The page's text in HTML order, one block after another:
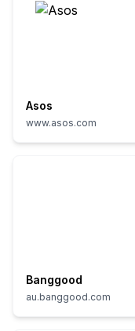
Asos
www.asos.com
Banggood
au.banggood.com